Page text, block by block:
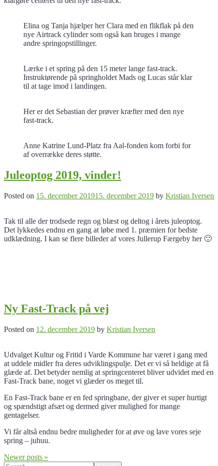
Elina og Tanja hjælper her Clara med en flikflak på den
nye Airtrack cylinder som også kan bruges i mange
andre springopstillinger.
Lærke i et spring på den 15 meter lange fast-track.
Instruktørende på springholdet Mads og Lucas står klar
til at tage imod i landingen.
Her er det Sebastian der prøver kræfter med den nye
fast-track.
Anne Katrine Lund-Platz fra Aal-fonden kom forbi for
af overrække deres støtte.
Juleoptog 2019, vinder!
Posted on 15. december 201915. december 2019 by Kristian Iversen
Tak til alle der trodsede regn og blæst og deltog i årets juleoptog.
Det lykkedes endnu en gang at løbe med 1. præmien for bedste
udklædning. I kan se flere billeder af vores Jullerup Færgeby her 🙂
Ny Fast-Track på vej
Posted on 12. december 2019 by Kristian Iversen
Udvalget Kultur og Fritid i Varde Kommune har været i gang med
at uddele midler fra deres udviklingspulje. Det er vi så heldige at få
glæde af. Det betyder nemlig at springcenteret bliver udvidet med en
Fast-Track bane, noget vi glæder os meget til.
En Fast-Track bane er en fed springbane, der giver et super hurtigt
og spændstigt afsæt og dermed giver mulighed for mange
gentagelser.
Vi får altså endnu bedre muligheder for at øve og lave vores seje
spring – juhuu.
Navigation
Newer posts »